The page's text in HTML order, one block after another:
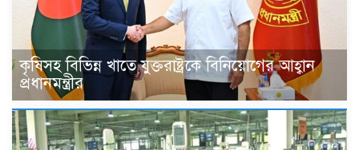
কৃষিসহ বিভিন্ন খাতে যুক্তরাষ্ট্রকে বিনিয়োগের আহ্বান
প্রধানমন্ত্রীর